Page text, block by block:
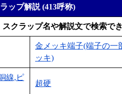
ップ解説 (413呼称)
スクラップ名や解説文で検索で
金メッキ端子(端子の一
ッキ)
線,ピ
超硬